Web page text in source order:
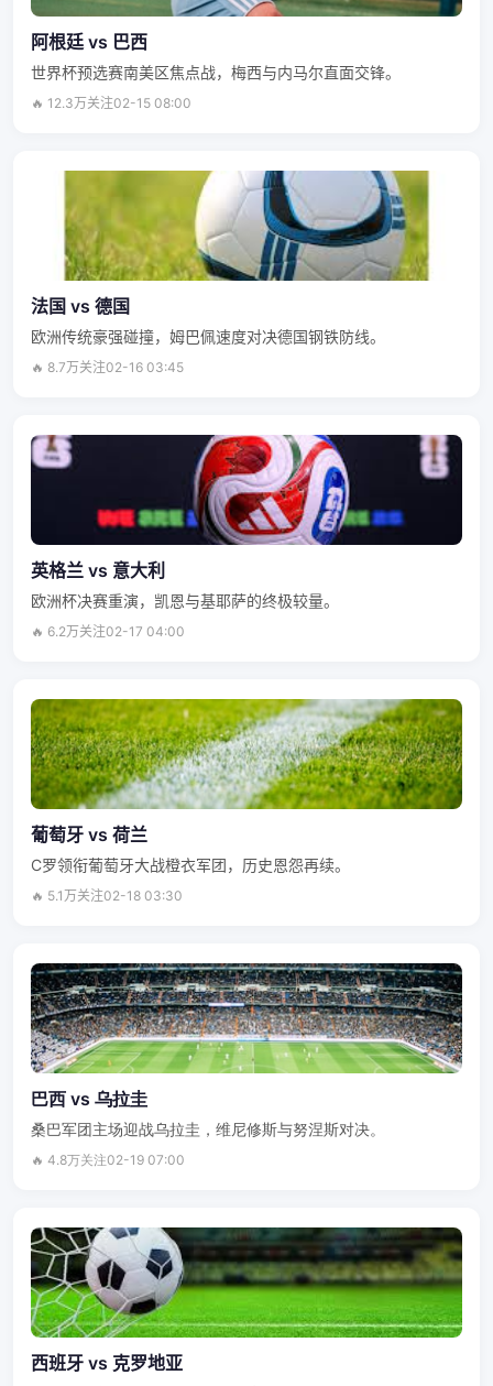
阿根廷 vs 巴西
世界杯预选赛南美区焦点战，梅西与内马尔直面交锋。
🔥 12.3万关注02-15 08:00
法国 vs 德国
欧洲传统豪强碰撞，姆巴佩速度对决德国钢铁防线。
🔥 8.7万关注02-16 03:45
英格兰 vs 意大利
欧洲杯决赛重演，凯恩与基耶萨的终极较量。
🔥 6.2万关注02-17 04:00
葡萄牙 vs 荷兰
C罗领衔葡萄牙大战橙衣军团，历史恩怨再续。
🔥 5.1万关注02-18 03:30
巴西 vs 乌拉圭
桑巴军团主场迎战乌拉圭，维尼修斯与努涅斯对决。
🔥 4.8万关注02-19 07:00
西班牙 vs 克罗地亚